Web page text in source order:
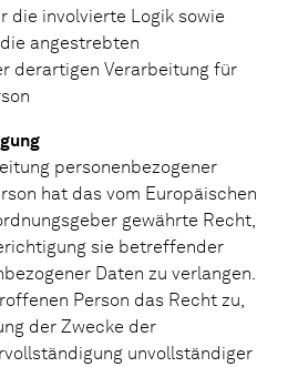
die involvierte Logik sowie
angestrebten
derartigen Verarbeitung für
personenbezogener
hat das vom Europäischen
gewährte Recht,
sie betreffender
Daten zu verlangen.
Person das Recht zu,
der Zwecke der
unvollständiger